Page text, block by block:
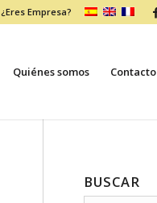
¿Eres Empresa?
Quiénes somos Contacto
BUSCAR